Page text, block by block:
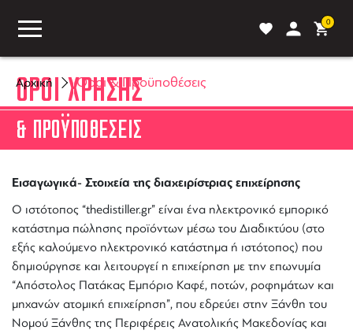
0
BLOG
Αρχική Όροι & Προϋποθέσεις
ΟΡΟΙ ΧΡΗΣΗΣ
& ΠΡΟΫΠΟΘΕΣΕΙΣ
Εισαγωγικά- Στοιχεία της διαχειρίστριας επιχείρησης
O ιστότοπος “thedistiller.gr” είναι ένα ηλεκτρονικό εμπορικό
κατάστημα πώλησης προϊόντων μέσω του Διαδικτύου (στο
εξής καλούμενο ηλεκτρονικό κατάστημα ή ιστότοπος) που
δημιούργησε και λειτουργεί η επιχείρηση με την επωνυμία
“Απόστολος Πατάκας Εμπόριο Καφέ, ποτών, ροφημάτων και
μηχανών ατομική επιχείρηση”, που εδρεύει στην Ξάνθη του
Νομού Ξάνθης της Περιφέρεις Ανατολικής Μακεδονίας και